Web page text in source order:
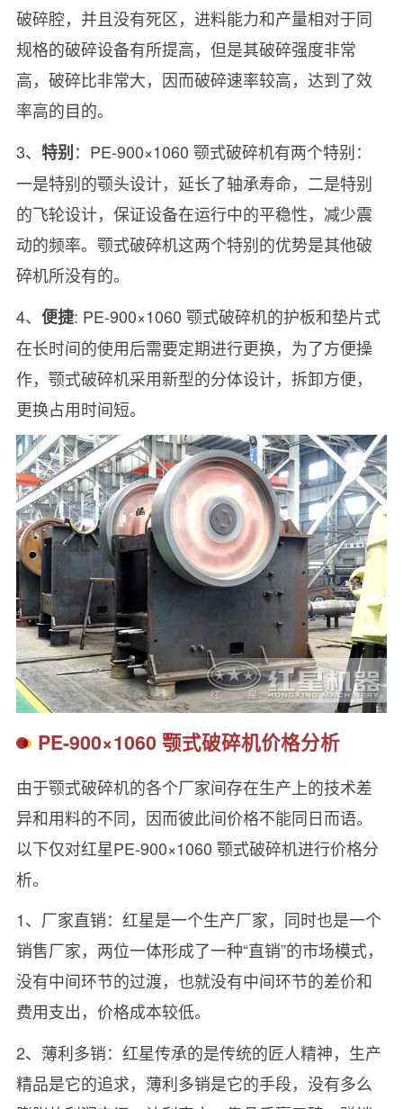
破碎腔，并且没有死区，进料能力和产量相对于同
规格的破碎设备有所提高，但是其破碎强度非常
高，破碎比非常大，因而破碎速率较高，达到了效
率高的目的。
3、 特别：PE-900×1060 颚式破碎机有两个特别：
一是特别的颚头设计，延长了轴承寿命，二是特别
的飞轮设计，保证设备在运行中的平稳性，减少震
动的频率。颚式破碎机这两个特别的优势是其他破
碎机所没有的。
4、 便捷: PE-900×1060 颚式破碎机的护板和垫片式
在长时间的使用后需要定期进行更换，为了方便操
作，颚式破碎机采用新型的分体设计，拆卸方便，
更换占用时间短。
PE-900×1060 颚式破碎机价格分析
由于颚式破碎机的各个厂家间存在生产上的技术差
异和用料的不同，因而彼此间价格不能同日而语。
以下仅对红星PE-900×1060 颚式破碎机进行价格分
析。
1、厂家直销：红星是一个生产厂家，同时也是一个
销售厂家，两位一体形成了一种“直销”的市场模式，
没有中间环节的过渡，也就没有中间环节的差价和
费用支出，价格成本较低。
2、薄利多销：红星传承的是传统的匠人精神，生产
精品是它的追求，薄利多销是它的手段，没有多么